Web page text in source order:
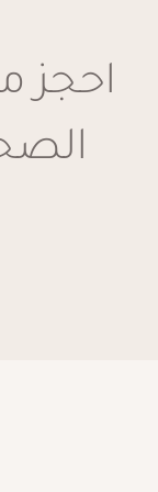
الدم، تمنحك
علاج
احجز